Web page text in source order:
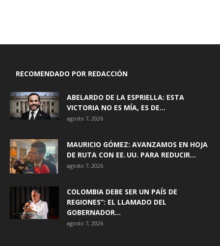
RECOMENDADO POR REDACCIÓN
ABELARDO DE LA ESPRIELLA: ESTA
VICTORIA NO ES MÍA, ES DE...
agosto 7, 2026
MAURICIO GÓMEZ: AVANZAMOS EN HOJA
DE RUTA CON EE. UU. PARA REDUCIR...
agosto 7, 2026
COLOMBIA DEBE SER UN PAÍS DE
REGIONES”: EL LLAMADO DEL
GOBERNADOR...
agosto 7, 2026